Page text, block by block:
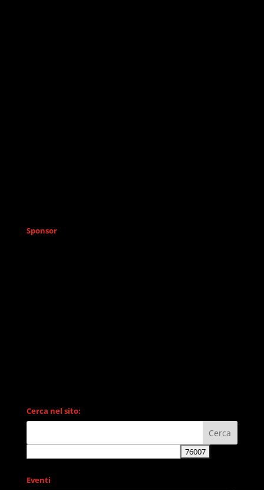
Sponsor
Cerca nel sito:
Eventi